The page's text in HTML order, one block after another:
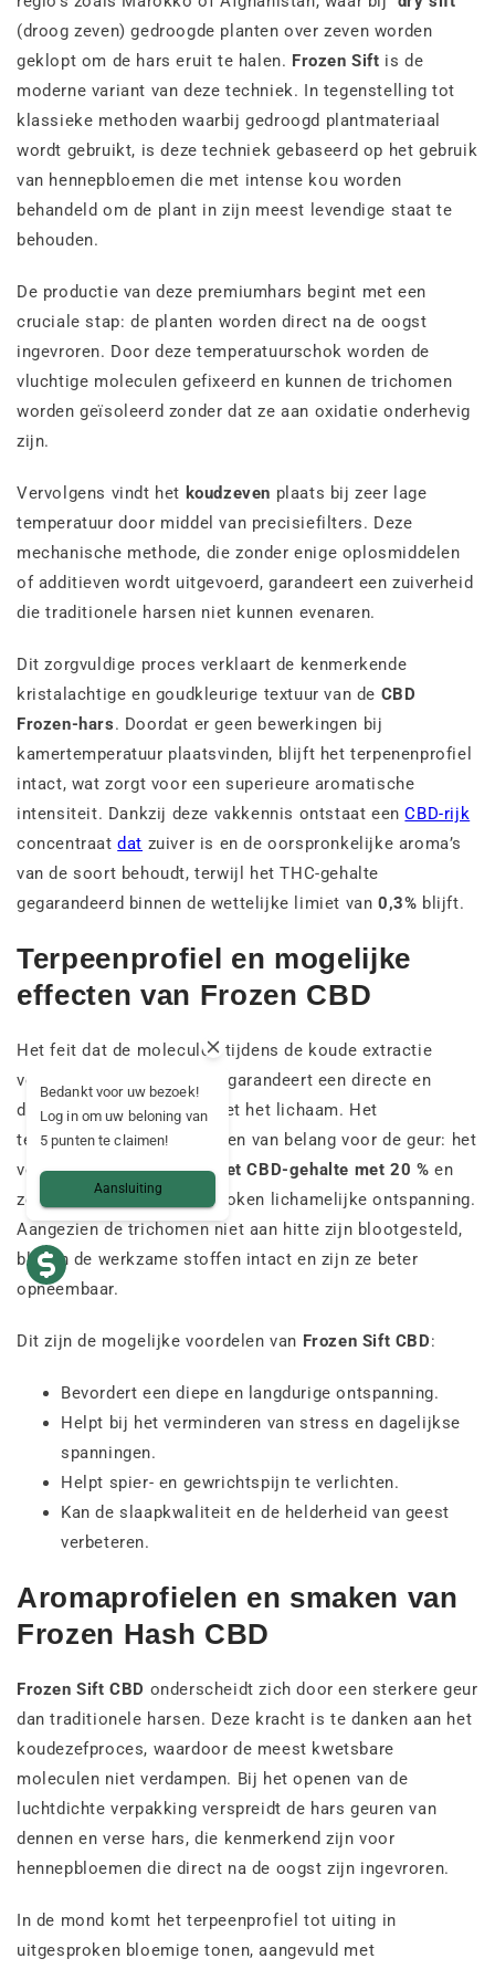
(droog zeven) gedroogde planten over zeven worden
geklopt om de hars eruit te halen. Frozen Sift is de
moderne variant van deze techniek. In tegenstelling tot
klassieke methoden waarbij gedroogd plantmateriaal
wordt gebruikt, is deze techniek gebaseerd op het gebruik
van hennepbloemen die met intense kou worden
behandeld om de plant in zijn meest levendige staat te
behouden.
De productie van deze premiumhars begint met een
cruciale stap: de planten worden direct na de oogst
ingevroren. Door deze temperatuurschok worden de
vluchtige moleculen gefixeerd en kunnen de trichomen
worden geïsoleerd zonder dat ze aan oxidatie onderhevig
zijn.
Vervolgens vindt het koudzeven plaats bij zeer lage
temperatuur door middel van precisiefilters. Deze
mechanische methode, die zonder enige oplosmiddelen
of additieven wordt uitgevoerd, garandeert een zuiverheid
die traditionele harsen niet kunnen evenaren.
Dit zorgvuldige proces verklaart de kenmerkende
kristalachtige en goudkleurige textuur van de CBD
Frozen-hars. Doordat er geen bewerkingen bij
kamertemperatuur plaatsvinden, blijft het terpenenprofiel
intact, wat zorgt voor een superieure aromatische
intensiteit. Dankzij deze vakkennis ontstaat eenCBD-rijk
concentraatdat zuiver is en de oorspronkelijke aroma’s
van de soort behoudt, terwijl het THC-gehalte
gegarandeerd binnen de wettelijke limiet van0,3% blijft.
Terpeenprofiel en mogelijke
effecten van Frozen CBD
Het feit dat de moleculen tijdens de koude extractie
volledig behouden blijven, garandeert een directe en
doeltreffende interactie met het lichaam. Het
terpenenprofiel is niet alleen van belang voor de geur: het
versterkt de werking van het CBD-gehalte met 20 % en
zorgt zo voor een uitgesproken lichamelijke ontspanning.
Aangezien de trichomen niet aan hitte zijn blootgesteld,
blijven de werkzame stoffen intact en zijn ze beter
opneembaar.
Dit zijn de mogelijke voordelen van Frozen Sift CBD:
Bevordert een diepe en langdurige ontspanning.
Helpt bij het verminderen van stress en dagelijkse
spanningen.
Helpt spier- en gewrichtspijn te verlichten.
Kan de slaapkwaliteit en de helderheid van geest
verbeteren.
Aromaprofielen en smaken van
Frozen Hash CBD
Frozen Sift CBD onderscheidt zich door een sterkere geur
dan traditionele harsen. Deze kracht is te danken aan het
koudezefproces, waardoor de meest kwetsbare
moleculen niet verdampen. Bij het openen van de
luchtdichte verpakking verspreidt de hars geuren van
dennen en verse hars, die kenmerkend zijn voor
hennepbloemen die direct na de oogst zijn ingevroren.
In de mond komt het terpeenprofiel tot uiting in
uitgesproken bloemige tonen, aangevuld met
Bedankt voor uw bezoek!
Log in om uw beloning van
5 punten te claimen!
Aansluiting